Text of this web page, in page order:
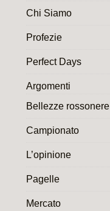
Chi Siamo
Profezie
Perfect Days
Argomenti
Bellezze rossonere
Campionato
L’opinione
Pagelle
Mercato